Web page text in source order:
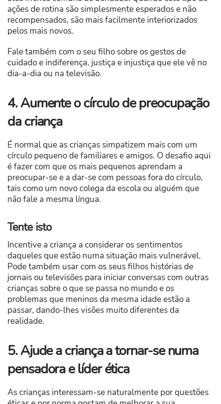
ações de rotina são simplesmente esperados e não
recompensados, são mais facilmente interiorizados
pelos mais novos.
Fale também com o seu filho sobre os gestos de
cuidado e indiferença, justiça e injustiça que ele vê no
dia-a-dia ou na televisão.
4. Aumente o círculo de preocupação
da criança
É normal que as crianças simpatizem mais com um
círculo pequeno de familiares e amigos. O desafio aqui
é fazer com que os mais pequenos aprendam a
preocupar-se e a dar-se com pessoas fora do círculo,
tais como um novo colega da escola ou alguém que
não fale a mesma língua.
Tente isto
Incentive a criança a considerar os sentimentos
daqueles que estão numa situação mais vulnerável.
Pode também usar com os seus filhos histórias de
jornais ou televisões para iniciar conversas com outras
crianças sobre o que se passa no mundo e os
problemas que meninos da mesma idade estão a
passar, dando-lhes visões muito diferentes da
realidade.
5. Ajude a criança a tornar-se numa
pensadora e líder ética
As crianças interessam-se naturalmente por questões